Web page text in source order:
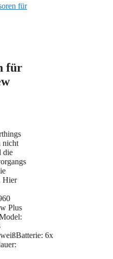
für
für
nicht
die
Hier
Plus
6x